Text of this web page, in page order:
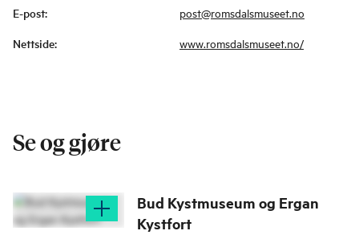
E-post: post@romsdalsmuseet.no
Nettside: www.romsdalsmuseet.no/
Se og gjøre
Bud Kystmuseum og Ergan
Kystfort